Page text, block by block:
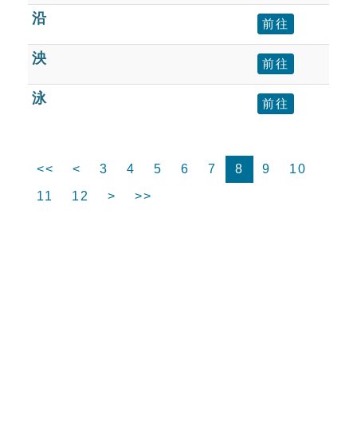
沿 前往
泱 前往
泳 前往
<< < 3 4 5 6 7 8 9
10
11
12 > >>